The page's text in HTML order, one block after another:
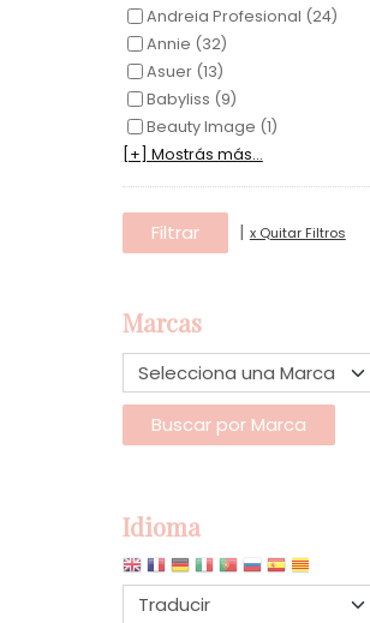
Andreia Profesional (24)
Annie (32)
Asuer (13)
Babyliss (9)
Beauty Image (1)
[+] Mostrás más...
| x Quitar Filtros
Marcas
Idioma